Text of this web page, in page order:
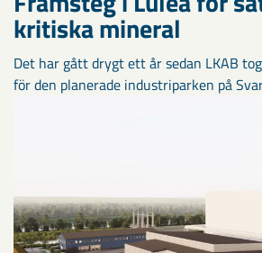
kritiska mineral
Det har gått drygt ett år sedan LKAB
för den planerade industriparken på